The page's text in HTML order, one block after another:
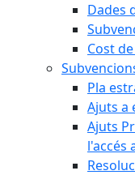
Dades
Cost
Pla
Ajuts a
Ajuts
l'accés